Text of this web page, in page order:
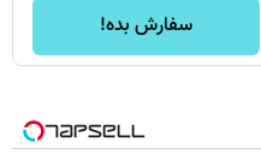
سفارش بده!